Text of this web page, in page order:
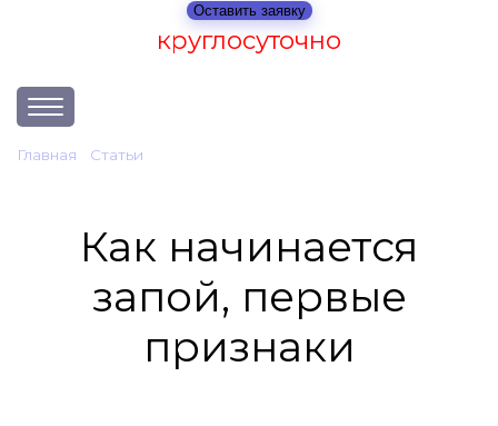
Оставить заявку
круглосуточно
Услуги и стоимость
Вопрос-ответ
Главная Статьи
Как начинается
запой, первые
признаки